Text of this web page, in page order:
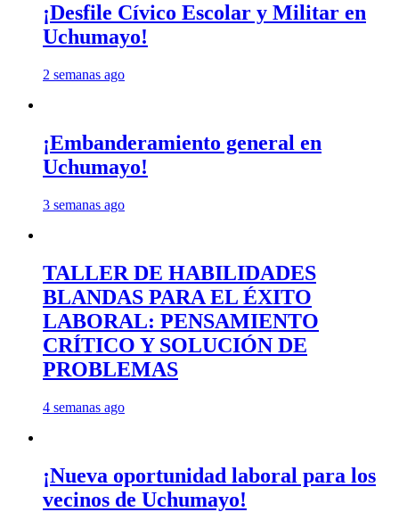
¡Desfile Cívico Escolar y Militar en
Uchumayo!
2 semanas ago
¡Embanderamiento general en
Uchumayo!
3 semanas ago
TALLER DE HABILIDADES
BLANDAS PARA EL ÉXITO
LABORAL: PENSAMIENTO
CRÍTICO Y SOLUCIÓN DE
PROBLEMAS
4 semanas ago
¡Nueva oportunidad laboral para los
vecinos de Uchumayo!